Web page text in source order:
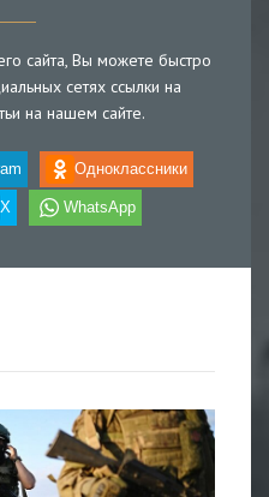
сайта, Вы можете быстро
сетях ссылки на
на нашем сайте.
Одноклассники
X WhatsApp